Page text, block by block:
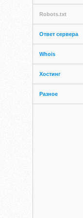
Robots.txt
Ответ сервера
Whois
Хостинг
Разное